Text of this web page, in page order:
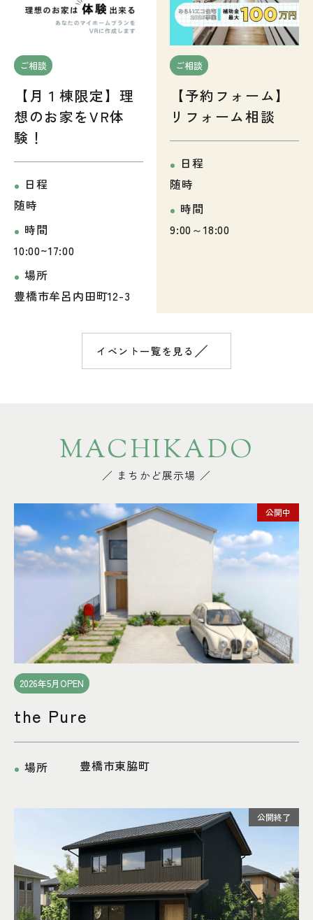
イベント一覧を見る ／
ご相談
【月１棟限定】理
想のお家をVR体
験！
日程
随時
時間
10:00~17:00
場所
豊橋市牟呂内田町12-3
ご相談
【予約フォーム】
リフォーム相談
日程
随時
時間
9:00～18:00
MACHIKADO
／ まちかど展示場 ／
公開中
2026年5月OPEN
the Pure
場所 豊橋市東脇町
公開終了